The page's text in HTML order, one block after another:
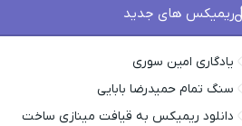
ریمیکس های جدید
یادگاری امین سوری
سنگ تمام حمیدرضا بابایی
دانلود ریمیکس به قیافت مینازی ساخت